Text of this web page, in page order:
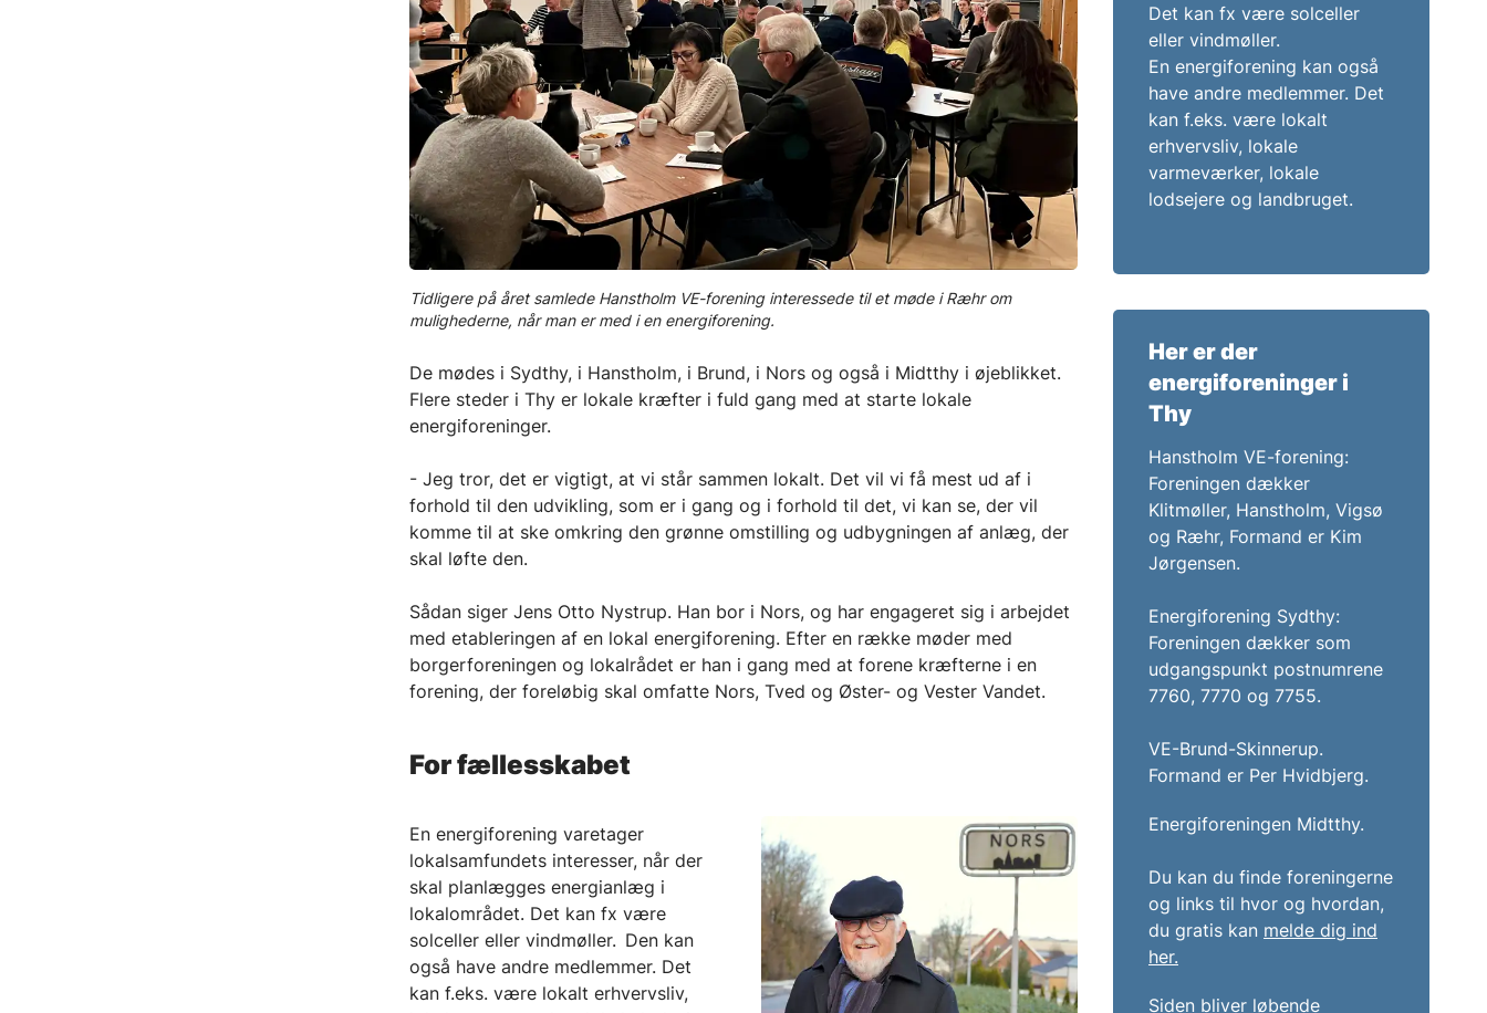
Tidligere på året samlede Hanstholm VE-forening interessede til et møde i Ræhr om
mulighederne, når man er med i en energiforening.
De mødes i Sydthy, i Hanstholm, i Brund, i Nors og også i Midtthy i øjeblikket.
Flere steder i Thy er lokale kræfter i fuld gang med at starte lokale
energiforeninger.
- Jeg tror, det er vigtigt, at vi står sammen lokalt. Det vil vi få mest ud af i
forhold til den udvikling, som er i gang og i forhold til det, vi kan se, der vil
komme til at ske omkring den grønne omstilling og udbygningen af anlæg, der
skal løfte den.
Sådan siger Jens Otto Nystrup. Han bor i Nors, og har engageret sig i arbejdet
med etableringen af en lokal energiforening. Efter en række møder med
borgerforeningen og lokalrådet er han i gang med at forene kræfterne i en
forening, der foreløbig skal omfatte Nors, Tved og Øster- og Vester Vandet.
For fællesskabet
En energiforening varetager
lokalsamfundets interesser, når der
skal planlægges energianlæg i
lokalområdet. Det kan fx være
solceller eller vindmøller. Den kan
også have andre medlemmer. Det
kan f.eks. være lokalt erhvervsliv,
Det kan fx være solceller
eller vindmøller.
En energiforening kan også
have andre medlemmer. Det
kan f.eks. være lokalt
erhvervsliv, lokale
varmeværker, lokale
lodsejere og landbruget.
Her er der
energiforeninger i
Thy
Hanstholm VE-forening:
Foreningen dækker
Klitmøller, Hanstholm, Vigsø
og Ræhr, Formand er Kim
Jørgensen.
Energiforening Sydthy:
Foreningen dækker som
udgangspunkt postnumrene
7760, 7770 og 7755.
VE-Brund-Skinnerup.
Formand er Per Hvidbjerg.
Energiforeningen Midtthy.
Du kan du finde foreningerne
og links til hvor og hvordan,
du gratis kan melde dig ind
her.
Siden bliver løbende